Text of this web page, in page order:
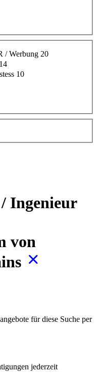
/ Werbung 20
14
10
Ingenieur
von
für diese Suche per
jederzeit